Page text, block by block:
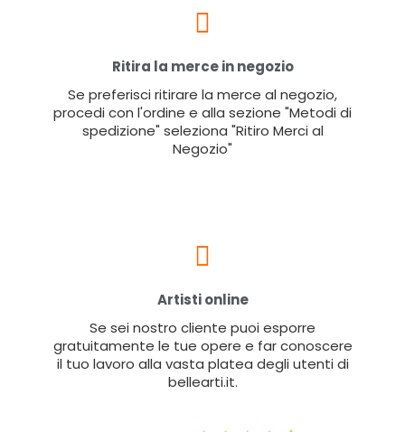
Ritira la merce in negozio
Se preferisci ritirare la merce al negozio,
procedi con l'ordine e alla sezione "Metodi di
spedizione" seleziona "Ritiro Merci al
Negozio"
Artisti online
Se sei nostro cliente puoi esporre
gratuitamente le tue opere e far conoscere
il tuo lavoro alla vasta platea degli utenti di
bellearti.it.